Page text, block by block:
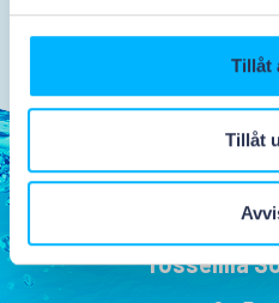
Tillåt
Tillåt
Tosselilla